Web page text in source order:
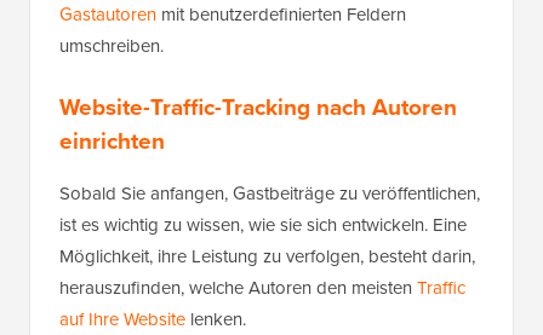
Gastautoren mit benutzerdefinierten Feldern
umschreiben.
Website-Traffic-Tracking nach Autoren
einrichten
Sobald Sie anfangen, Gastbeiträge zu veröffentlichen,
ist es wichtig zu wissen, wie sie sich entwickeln. Eine
Möglichkeit, ihre Leistung zu verfolgen, besteht darin,
herauszufinden, welche Autoren den meisten Traffic
auf Ihre Website lenken.